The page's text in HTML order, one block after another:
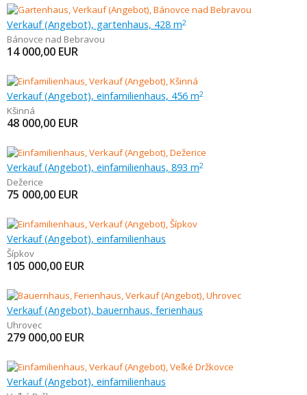
Verkauf (Angebot), gartenhaus, 428 m2
Bánovce nad Bebravou
14 000,00 EUR
Verkauf (Angebot), einfamilienhaus, 456 m2
Kšinná
48 000,00 EUR
Verkauf (Angebot), einfamilienhaus, 893 m2
Dežerice
75 000,00 EUR
Verkauf (Angebot), einfamilienhaus
Šípkov
105 000,00 EUR
Verkauf (Angebot), bauernhaus, ferienhaus
Uhrovec
279 000,00 EUR
Verkauf (Angebot), einfamilienhaus